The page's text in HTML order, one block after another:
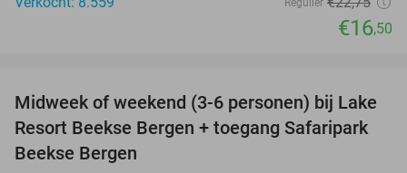
€16,50
53%
Midweek of weekend (3-6 personen) bij Lake
Resort Beekse Bergen + toegang Safaripark
Beekse Bergen